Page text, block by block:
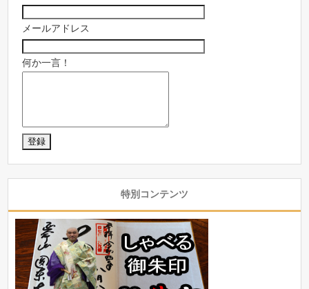
メールアドレス
何か一言！
特別コンテンツ